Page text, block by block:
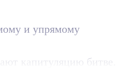
и упрямому
капитуляцию битве.